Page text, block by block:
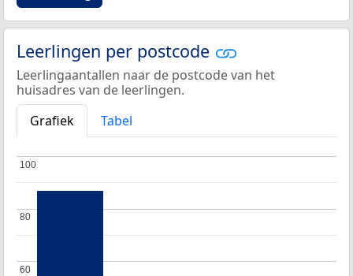
Leerlingen per postcode
Leerlingaantallen naar de postcode van het
huisadres van de leerlingen.
Grafiek
Tabel
60
60
80
80
100
100